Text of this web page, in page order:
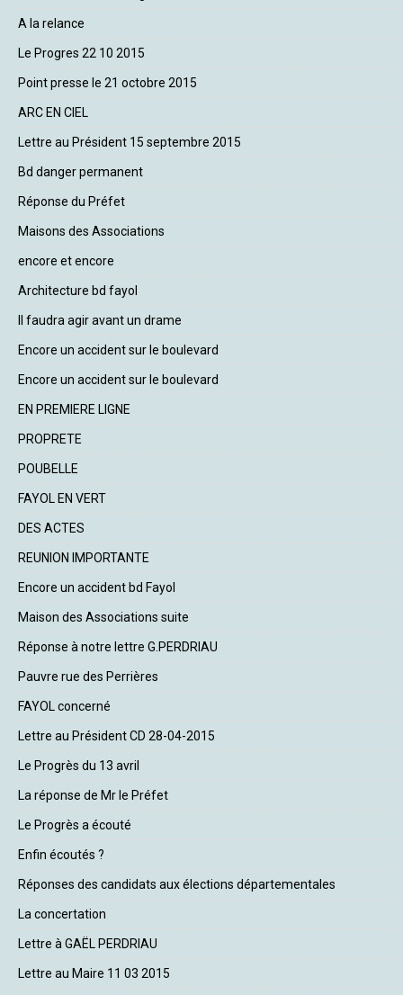
A la relance
Le Progres 22 10 2015
Point presse le 21 octobre 2015
ARC EN CIEL
Lettre au Président 15 septembre 2015
Bd danger permanent
Réponse du Préfet
Maisons des Associations
encore et encore
Architecture bd fayol
Il faudra agir avant un drame
Encore un accident sur le boulevard
Encore un accident sur le boulevard
EN PREMIERE LIGNE
PROPRETE
POUBELLE
FAYOL EN VERT
DES ACTES
REUNION IMPORTANTE
Encore un accident bd Fayol
Maison des Associations suite
Réponse à notre lettre G.PERDRIAU
Pauvre rue des Perrières
FAYOL concerné
Lettre au Président CD 28-04-2015
Le Progrès du 13 avril
La réponse de Mr le Préfet
Le Progrès a écouté
Enfin écoutés ?
Réponses des candidats aux élections départementales
La concertation
Lettre à GAËL PERDRIAU
Lettre au Maire 11 03 2015